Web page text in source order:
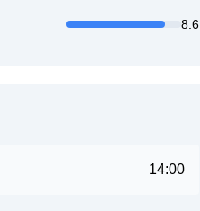
8.6
14:00